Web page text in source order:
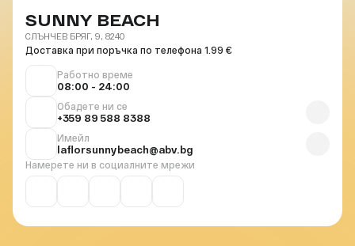
SUNNY BEACH
СЛЪНЧЕВ БРЯГ, 9, 8240
Доставка при поръчка по телефона 1.99 €
Работно време
08:00 - 24:00
Обадете ни се
+359 89 588 8388
Имейл
laflorsunnybeach@abv.bg
Намерете ни в социалните мрежи